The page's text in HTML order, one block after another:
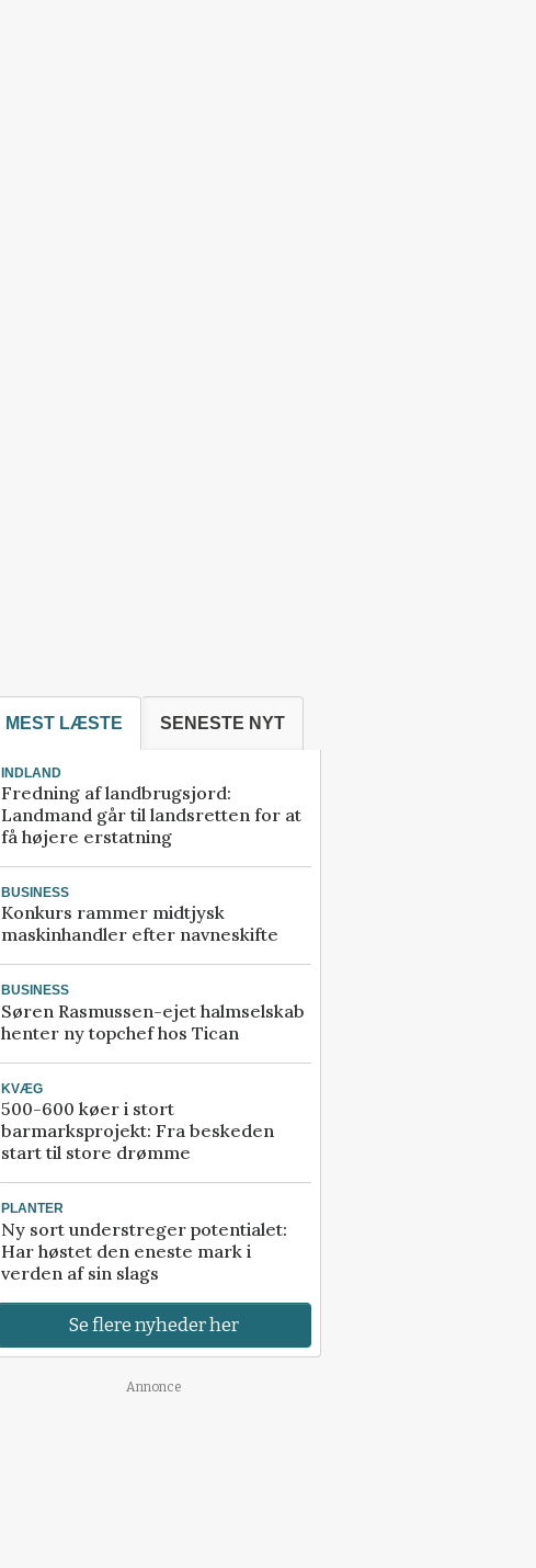
MEST LÆSTE SENESTE NYT
INDLAND
Fredning af landbrugsjord:
Landmand går til landsretten for at
få højere erstatning
BUSINESS
Konkurs rammer midtjysk
maskinhandler efter navneskifte
BUSINESS
Søren Rasmussen-ejet halmselskab
henter ny topchef hos Tican
KVÆG
500-600 køer i stort
barmarksprojekt: Fra beskeden
start til store drømme
PLANTER
Ny sort understreger potentialet:
Har høstet den eneste mark i
verden af sin slags
Se flere nyheder her
Annonce